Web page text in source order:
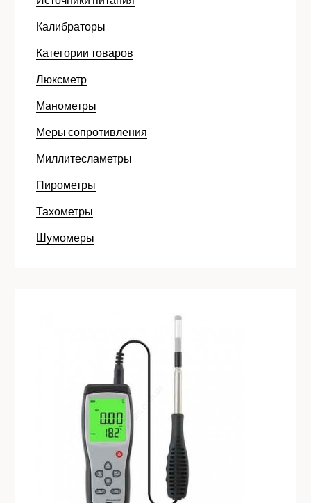
Калибраторы
Категории товаров
Люксметр
Манометры
Меры сопротивления
Миллитесламетры
Пирометры
Тахометры
Шумомеры